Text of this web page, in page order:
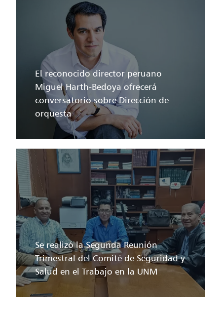
El reconocido director peruano
Miguel Harth-Bedoya ofrecerá
conversatorio sobre Dirección de
orquesta
Se realizó la Segunda Reunión
Trimestral del Comité de Seguridad y
Salud en el Trabajo en la UNM